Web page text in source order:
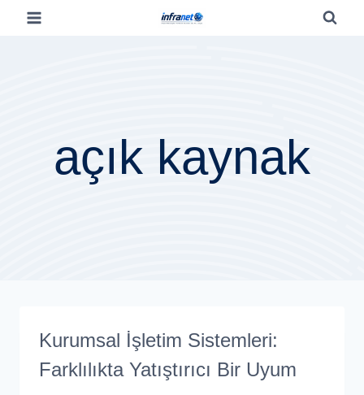
açık kaynak
Kurumsal İşletim Sistemleri:
Farklılıkta Yatıştırıcı Bir Uyum